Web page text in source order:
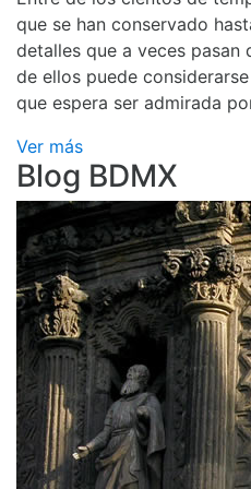
que se han conservado
detalles que a veces pasan
de ellos puede
que espera ser admirada
Ver más
Blog BDMX